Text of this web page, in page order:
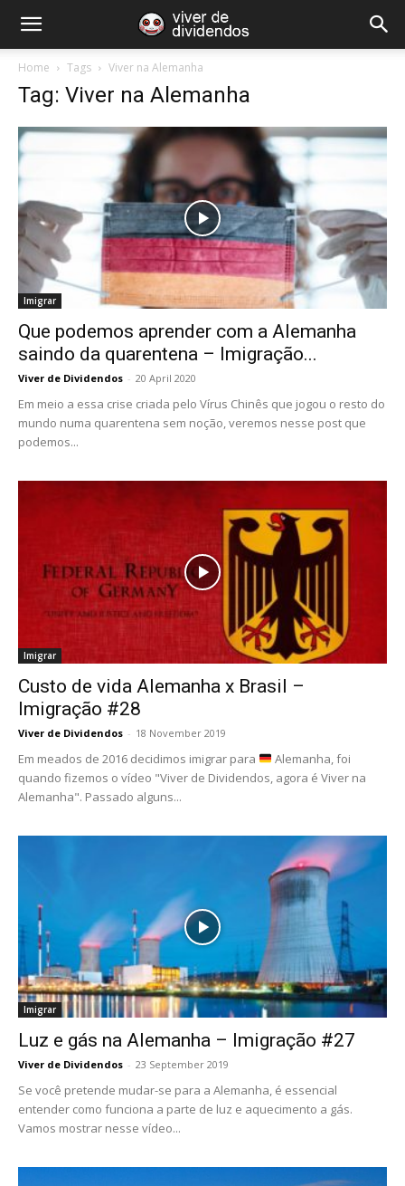
Home Tags Viver na Alemanha
Tag: Viver na Alemanha
Imigrar
Que podemos aprender com a Alemanha
saindo da quarentena – Imigração...
Viver de Dividendos - 20 April 2020
Em meio a essa crise criada pelo Vírus Chinês que jogou o resto do
mundo numa quarentena sem noção, veremos nesse post que
podemos...
Imigrar
Custo de vida Alemanha x Brasil –
Imigração #28
Viver de Dividendos - 18 November 2019
Em meados de 2016 decidimos imigrar para
Alemanha, foi
quando fizemos o vídeo "Viver de Dividendos, agora é Viver na
Alemanha". Passado alguns...
Imigrar
Luz e gás na Alemanha – Imigração #27
Viver de Dividendos - 23 September 2019
Se você pretende mudar-se para a Alemanha, é essencial
entender como funciona a parte de luz e aquecimento a gás.
Vamos mostrar nesse vídeo...